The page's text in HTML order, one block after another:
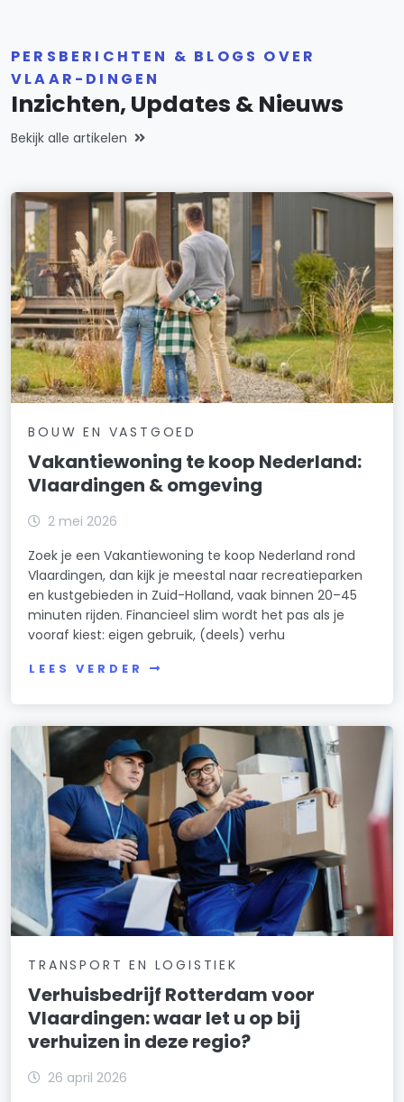
PERSBERICHTEN & BLOGS OVER
VLAAR-DINGEN
Inzichten, Updates & Nieuws
Bekijk alle artikelen
BOUW EN VASTGOED
Vakantiewoning te koop Nederland:
Vlaardingen & omgeving
2 mei 2026
Zoek je een Vakantiewoning te koop Nederland rond
Vlaardingen, dan kijk je meestal naar recreatieparken
en kustgebieden in Zuid-Holland, vaak binnen 20–45
minuten rijden. Financieel slim wordt het pas als je
vooraf kiest: eigen gebruik, (deels) verhu
LEES VERDER
TRANSPORT EN LOGISTIEK
Verhuisbedrijf Rotterdam voor
Vlaardingen: waar let u op bij
verhuizen in deze regio?
26 april 2026